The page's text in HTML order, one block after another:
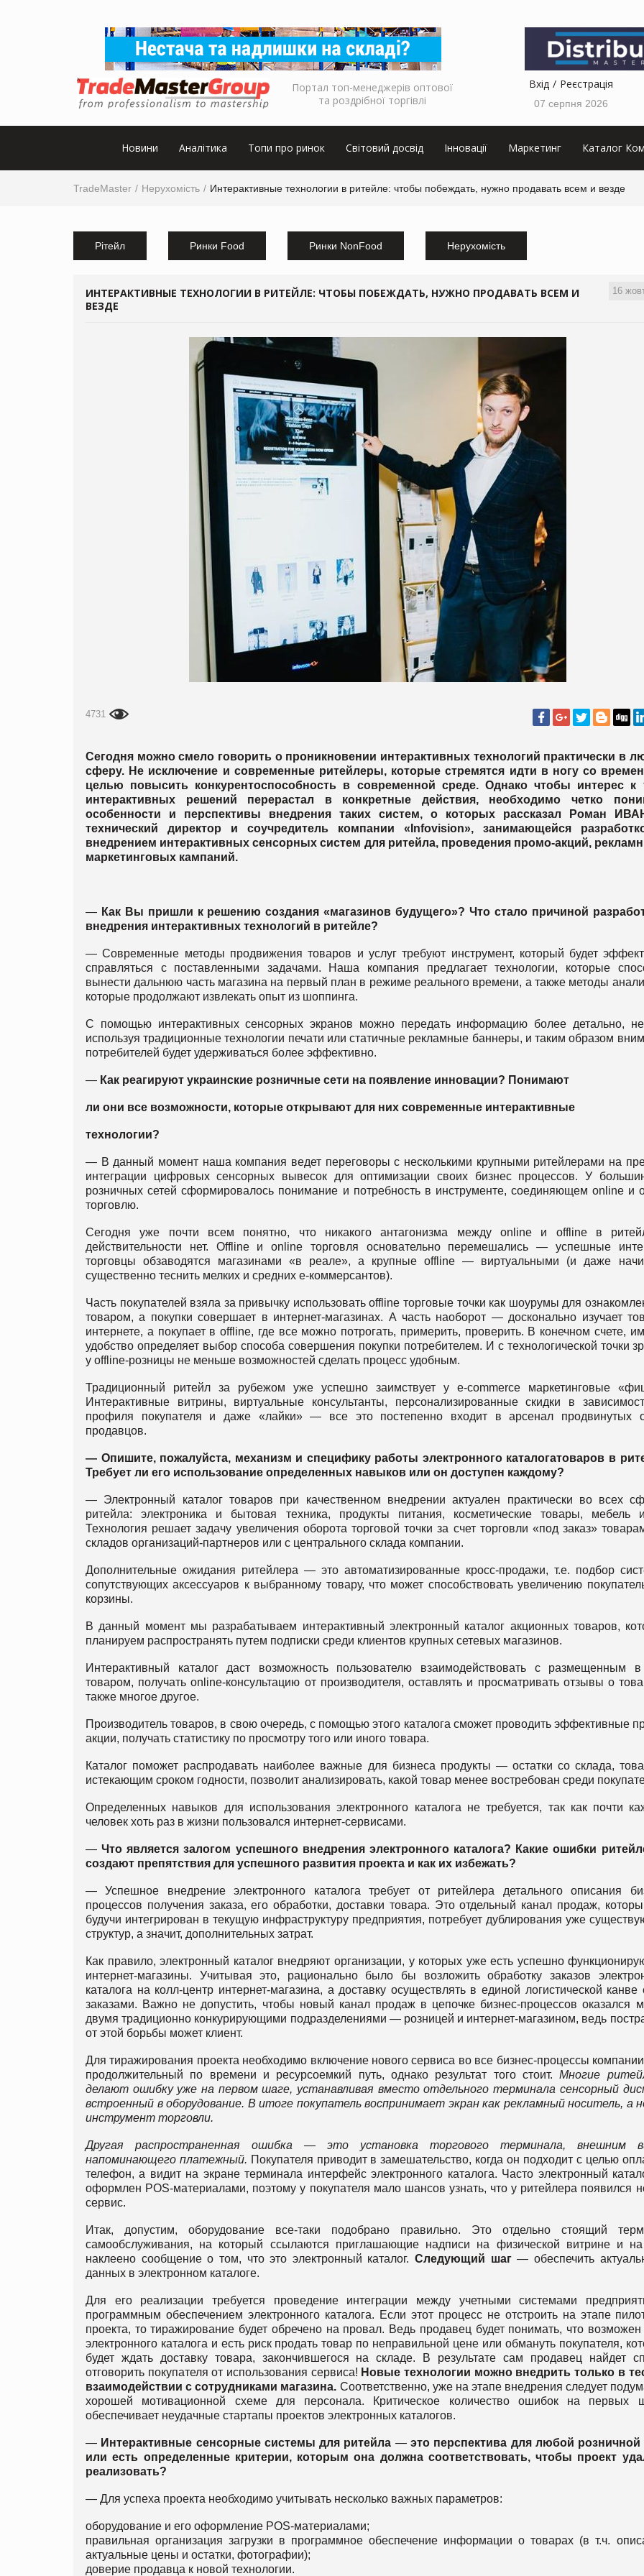
Портал топ-менеджерів оптової
та роздрібної торгівлі
Вхід Реєстрація
07 серпня 2026
Новини Аналітика Топи про ринок Світовий досвід Інновації Маркетинг Каталог
TradeMaster Нерухомість Интерактивные технологии в ритейле: чтобы побеждать, нужно продавать всем и везде
Рітейл Ринки Food Ринки NonFood Нерухомість
16
ИНТЕРАКТИВНЫЕ ТЕХНОЛОГИИ В РИТЕЙЛЕ: ЧТОБЫ ПОБЕЖДАТЬ, НУЖНО ПРОДАВАТЬ ВСЕМ И
ВЕЗДЕ
4731
Сегодня можно смело говорить о проникновении интерактивных технологий практически в
сферу. Не исключение и современные ритейлеры, которые стремятся идти в ногу со
целью повысить конкурентоспособность в современной среде. Однако чтобы интерес к
интерактивных решений перерастал в конкретные действия, необходимо четко
особенности и перспективы внедрения таких систем, о которых рассказал Роман
технический директор и соучредитель компании «Infovision», занимающейся
внедрением интерактивных сенсорных систем для ритейла, проведения промо-акций,
маркетинговых кампаний.
— Как Вы пришли к решению создания «магазинов будущего»? Что стало причиной
внедрения интерактивных технологий в ритейле?
— Современные методы продвижения товаров и услуг требуют инструмент, который будет
справляться с поставленными задачами. Наша компания предлагает технологии, которые
вынести дальнюю часть магазина на первый план в режиме реального времени, а также методы
которые продолжают извлекать опыт из шоппинга.
С помощью интерактивных сенсорных экранов можно передать информацию более детально,
используя традиционные технологии печати или статичные рекламные баннеры, и таким образом
потребителей будет удерживаться более эффективно.
— Как реагируют украинские розничные сети на появление инновации? Понимают
ли они все возможности, которые открывают для них современные интерактивные
технологии?
— В данный момент наша компания ведет переговоры с несколькими крупными ритейлерами на
интеграции цифровых сенсорных вывесок для оптимизации своих бизнес процессов. У
розничных сетей сформировалось понимание и потребность в инструменте, соединяющем online и
торговлю.
Сегодня уже почти всем понятно, что никакого антагонизма между online и offline в
действительности нет. Offline и online торговля основательно перемешались — успешные
торговцы обзаводятся магазинами «в реале», а крупные offline — виртуальными (и даже
существенно теснить мелких и средних е-коммерсантов).
Часть покупателей взяла за привычку использовать offline торговые точки как шоурумы для
товаром, а покупки совершает в интернет-магазинах. А часть наоборот — досконально изучает
интернете, а покупает в offline, где все можно потрогать, примерить, проверить. В конечном счете,
удобство определяет выбор способа совершения покупки потребителем. И с технологической точки
у offline-розницы не меньше возможностей сделать процесс удобным.
Традиционный ритейл за рубежом уже успешно заимствует у e-commerce маркетинговые
Интерактивные витрины, виртуальные консультанты, персонализированные скидки в
профиля покупателя и даже «лайки» — все это постепенно входит в арсенал продвинутых
продавцов.
— Опишите, пожалуйста, механизм и специфику работы электронного каталогатоваров в
Требует ли его использование определенных навыков или он доступен каждому?
— Электронный каталог товаров при качественном внедрении актуален практически во всех
ритейла: электроника и бытовая техника, продукты питания, косметические товары, мебель
Технология решает задачу увеличения оборота торговой точки за счет торговли «под заказ»
складов организаций-партнеров или с центрального склада компании.
Дополнительные ожидания ритейлера — это автоматизированные кросс-продажи, т.е. подбор
сопутствующих аксессуаров к выбранному товару, что может способствовать увеличению
корзины.
В данный момент мы разрабатываем интерактивный электронный каталог акционных товаров,
планируем распространять путем подписки среди клиентов крупных сетевых магазинов.
Интерактивный каталог даст возможность пользователю взаимодействовать с размещенным
товаром, получать online-консультацию от производителя, оставлять и просматривать отзывы о
также многое другое.
Производитель товаров, в свою очередь, с помощью этого каталога сможет проводить эффективные
акции, получать статистику по просмотру того или иного товара.
Каталог поможет распродавать наиболее важные для бизнеса продукты — остатки со склада,
истекающим сроком годности, позволит анализировать, какой товар менее востребован среди
Определенных навыков для использования электронного каталога не требуется, так как почти
человек хоть раз в жизни пользовался интернет-сервисами.
—Что является залогом успешного внедрения электронного каталога? Какие ошибки
создают препятствия для успешного развития проекта и как их избежать?
— Успешное внедрение электронного каталога требует от ритейлера детального описания
процессов получения заказа, его обработки, доставки товара. Это отдельный канал продаж,
будучи интегрирован в текущую инфраструктуру предприятия, потребует дублирования уже
структур, а значит, дополнительных затрат.
Как правило, электронный каталог внедряют организации, у которых уже есть успешно
интернет-магазины. Учитывая это, рационально было бы возложить обработку заказов
каталога на колл-центр интернет-магазина, а доставку осуществлять в единой логистической канве
заказами. Важно не допустить, чтобы новый канал продаж в цепочке бизнес-процессов оказался
двумя традиционно конкурирующими подразделениями — розницей и интернет-магазином, ведь
от этой борьбы может клиент.
Для тиражирования проекта необходимо включение нового сервиса во все бизнес-процессы
продолжительный по времени и ресурсоемкий путь, однако результат того стоит.Многие
делают ошибку уже на первом шаге, устанавливая вместо отдельного терминала сенсорный
встроенный в оборудование. В итоге покупатель воспринимает экран как рекламный носитель, а
инструмент торговли.
Другая распространенная ошибка — это установка торгового терминала, внешним
напоминающего платежный. Покупателя приводит в замешательство, когда он подходит с целью
телефон, а видит на экране терминала интерфейс электронного каталога. Часто электронный
оформлен POS-материалами, поэтому у покупателя мало шансов узнать, что у ритейлера появился
сервис.
Итак, допустим, оборудование все-таки подобрано правильно. Это отдельно стоящий
самообслуживания, на который ссылаются приглашающие надписи на физической витрине и
наклеено сообщение о том, что это электронный каталог. Следующий шаг— обеспечить
данных в электронном каталоге.
Для его реализации требуется проведение интеграции между учетными системами
программным обеспечением электронного каталога. Если этот процесс не отстроить на этапе
проекта, то тиражирование будет обречено на провал. Ведь продавец будет понимать, что возможен
электронного каталога и есть риск продать товар по неправильной цене или обмануть покупателя,
будет ждать доставку товара, закончившегося на складе. В результате сам продавец найдет
отговорить покупателя от использования сервиса! Новые технологии можно внедрить только в
взаимодействии с сотрудниками магазина. Соответственно, уже на этапе внедрения следует
хорошей мотивационной схеме для персонала. Критическое количество ошибок на первых
обеспечивает неудачные стартапы проектов электронных каталогов.
— Интерактивные сенсорные системы для ритейла —это перспектива для любой розничной
или есть определенные критерии, которым она должна соответствовать, чтобы проект
реализовать?
— Для успеха проекта необходимо учитывать несколько важных параметров:
оборудование и его оформление POS-материалами;
правильная организация загрузки в программное обеспечение информации о товарах (в т.ч.
актуальные цены и остатки, фотографии);
доверие продавца к новой технологии.